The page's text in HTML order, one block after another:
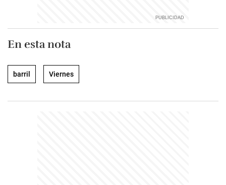
En esta nota
barril Viernes